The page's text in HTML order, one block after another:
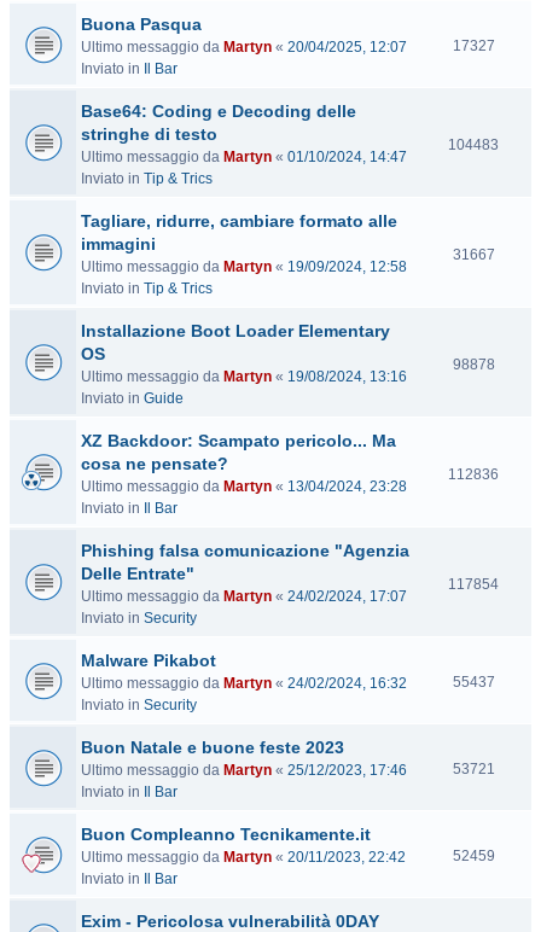
t
Buona Pasqua
Ultimo messaggio da Martyn « 20/04/2025, 12:07
Inviato in
Il Bar
17327V
e
Base64: Coding e Decoding delle
stringhe di testo
Ultimo messaggio da Martyn « 01/10/2024, 14:47
Inviato in Tip & Trics
104483
Tagliare, ridurre, cambiare formato alle
immagini
Ultimo messaggio da Martyn « 19/09/2024, 12:58
Inviato in Tip & Trics
31667V
e
Installazione Boot Loader Elementary
OS
Ultimo messaggio da Martyn « 19/08/2024, 13:16
Inviato in Guide
98878V
e
XZ Backdoor: Scampato pericolo... Ma
cosa ne pensate?
Ultimo messaggio da Martyn « 13/04/2024, 23:28
Inviato in
Il Bar
112836
e
Phishing falsa comunicazione "Agenzia
Delle Entrate"
Ultimo messaggio da Martyn « 24/02/2024, 17:07
Inviato in Security
117854V
Malware Pikabot
Ultimo messaggio da Martyn « 24/02/2024, 16:32
Inviato in Security
55437V
Buon Natale e buone feste 2023
Ultimo messaggio da Martyn « 25/12/2023, 17:46
Inviato in
Il Bar
53721
t
Buon Compleanno Tecnikamente.it
Ultimo messaggio da Martyn « 20/11/2023, 22:42
Inviato in
Il Bar
52459V
Exim - Pericolosa vulnerabilità 0DAY